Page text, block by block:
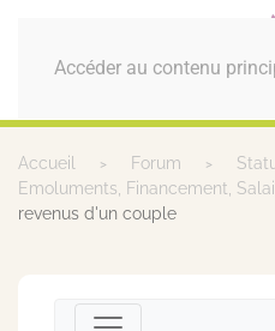
Accéder au contenu
MENU
Accueil Forum
Emoluments, Financement,
revenus d'un couple